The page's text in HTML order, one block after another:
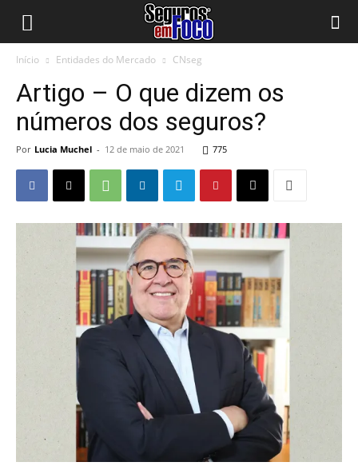
Início Entidades do Mercado CNseg
Artigo – O que dizem os
números dos seguros?
Por Lucia Muchel - 12 de maio de 2021 775